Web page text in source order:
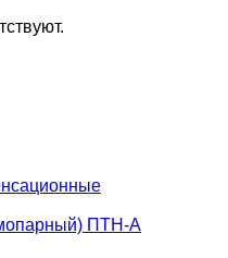
ПТН-А